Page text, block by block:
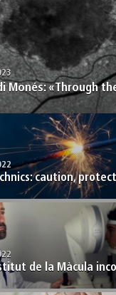
Monés: «Through
caution,
de la Màcula